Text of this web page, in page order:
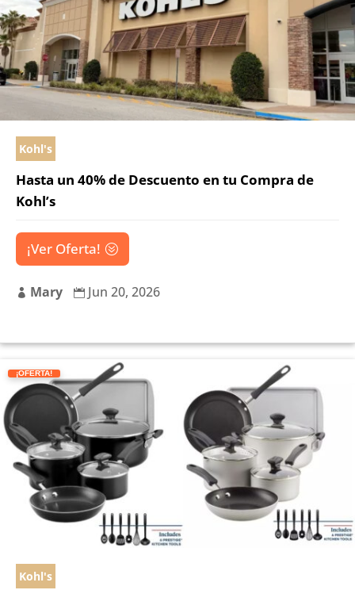
Kohl's
Hasta un 40% de Descuento en tu Compra de
Kohl’s
¡Ver Oferta!
 Mary  Jun 20, 2026
¡OFERTA!
Kohl's